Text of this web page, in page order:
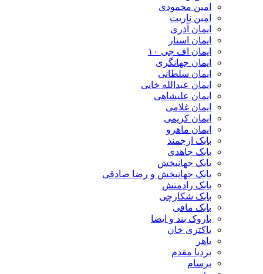
امین محمودی
امین ناریت
ایمان آذری
ایمان استار
ایمان اف جی ۱۰
ایمان جهانگری
ایمان سلطانی
ایمان عبدالله خانی
ایمان علیشاهی
ایمان غلامی
ایمان کریمی
ایمان ماهرو
بابک ارجمند
بابک جاهدی
بابک جهانبخش
بابک جهانبخش و رضا صادقی
بابک رادمنش
بابک شکارچی
بابک مافی
باروک بند و ایضا
باکتری خان
باهر
بردیا مقدم
برسام